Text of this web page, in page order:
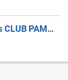
CONFEITEIRO(A) - SAM's CLUB PAMPULHA